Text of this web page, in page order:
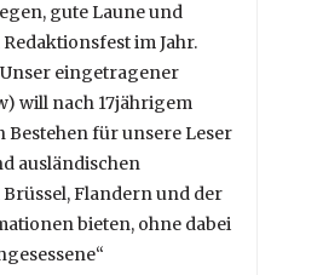
gute Laune und
im Jahr.
eingetragener
will nach 17jährigem
Bestehen für unsere Leser
ausländischen
Flandern und der
bieten, ohne dabei